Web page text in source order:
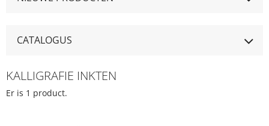
CATALOGUS
KALLIGRAFIE INKTEN
Er is 1 product.